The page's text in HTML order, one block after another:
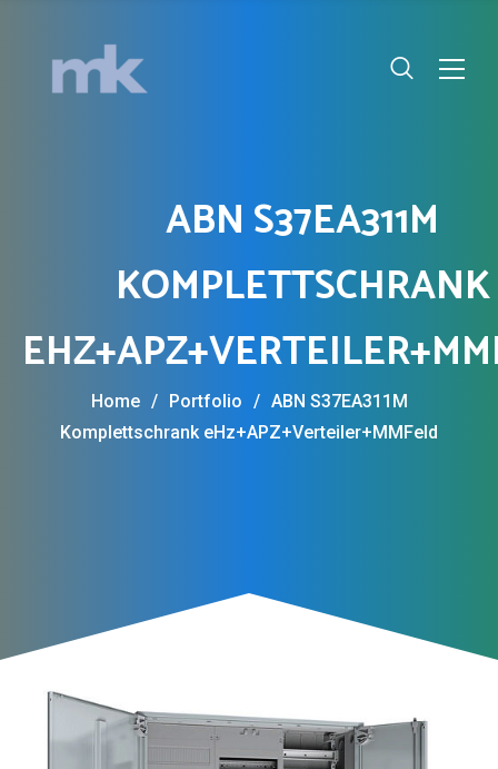
ABN S37EA311M
KOMPLETTSCHRANK
Home / Portfolio / ABN S37EA311M
Komplettschrank eHz+APZ+Verteiler+MMFeld